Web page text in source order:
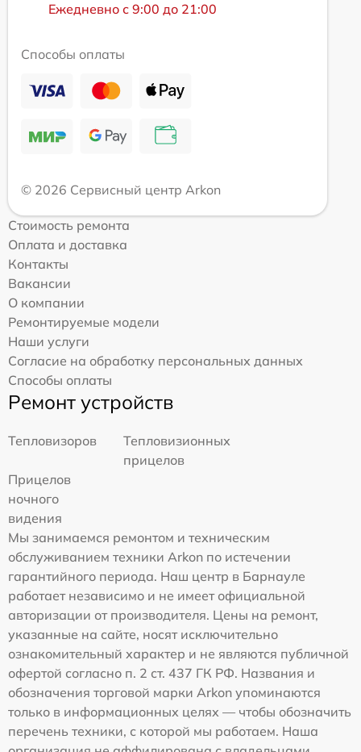
Ежедневно с 9:00 до 21:00
Способы оплаты
© 2026 Сервисный центр Arkon
Стоимость ремонта
Оплата и доставка
Контакты
Вакансии
О компании
Ремонтируемые модели
Наши услуги
Согласие на обработку персональных данных
Способы оплаты
Ремонт устройств
Тепловизоров
Тепловизионных
прицелов
Прицелов
ночного
видения
Мы занимаемся ремонтом и техническим
обслуживанием техники Arkon по истечении
гарантийного периода. Наш центр в Барнауле
работает независимо и не имеет официальной
авторизации от производителя. Цены на ремонт,
указанные на сайте, носят исключительно
ознакомительный характер и не являются публичной
офертой согласно п. 2 ст. 437 ГК РФ. Названия и
обозначения торговой марки Arkon упоминаются
только в информационных целях — чтобы обозначить
перечень техники, с которой мы работаем. Наша